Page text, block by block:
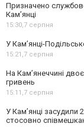
Призначено
Кам’янці
15:30, 7 серпня
У Кам’янці-
15:21, 7 серпня
На Камʼянеччині
гривень
15:11, 7 серпня
У Камʼянці засудили
стосовно